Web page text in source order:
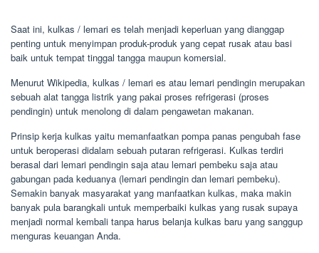
Saat ini, kulkas / lemari es telah menjadi keperluan yang dianggap
penting untuk menyimpan produk-produk yang cepat rusak atau basi
baik untuk tempat tinggal tangga maupun komersial.
Menurut Wikipedia, kulkas / lemari es atau lemari pendingin merupakan
sebuah alat tangga listrik yang pakai proses refrigerasi (proses
pendingin) untuk menolong di dalam pengawetan makanan.
Prinsip kerja kulkas yaitu memanfaatkan pompa panas pengubah fase
untuk beroperasi didalam sebuah putaran refrigerasi. Kulkas terdiri
berasal dari lemari pendingin saja atau lemari pembeku saja atau
gabungan pada keduanya (lemari pendingin dan lemari pembeku).
Semakin banyak masyarakat yang manfaatkan kulkas, maka makin
banyak pula barangkali untuk memperbaiki kulkas yang rusak supaya
menjadi normal kembali tanpa harus belanja kulkas baru yang sanggup
menguras keuangan Anda.